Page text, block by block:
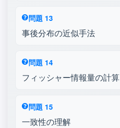
問題 13
事後分布の近似手法
問題 14
フィッシャー情報量の計算
問題 15
一致性の理解